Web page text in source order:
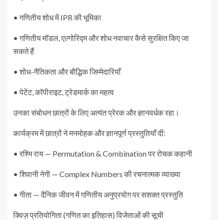
• गणितीय शोध में IPR की भूमिका
• गणितीय मॉडल, एल्गोरिद्म और शोध नवाचार कैसे सुरक्षित किए जा
सकते हैं
• शोध-नैतिकता और बौद्धिक जिम्मेदारियाँ
• पेटेंट, कॉपीराइट, ट्रेडमार्क का महत्व
उनका संबोधन छात्रों के लिए अत्यंत प्रेरक और ज्ञानवर्धक रहा।
कार्यक्रम में छात्रों ने मनमोहक और ज्ञानपूर्ण प्रस्तुतियाँ दीं:
• रश्मि राय — Permutation & Combination पर रोचक कहानी
• शिवानी नेगी — Complex Numbers की रचनात्मक व्याख्या
• गीता — दैनिक जीवन में गणितीय अनुप्रयोग पर सशक्त प्रस्तुति
क्विज़ प्रतियोगिता (गणित का इतिहास) विजेताओं की सूची